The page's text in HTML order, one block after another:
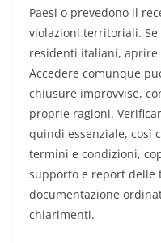
Paesi o prevedono il
violazioni territoriali. Se
residenti italiani, aprire
Accedere comunque
chiusure improvvise,
proprie ragioni.
quindi essenziale, così
termini e condizioni,
supporto e report delle
documentazione
chiarimenti.